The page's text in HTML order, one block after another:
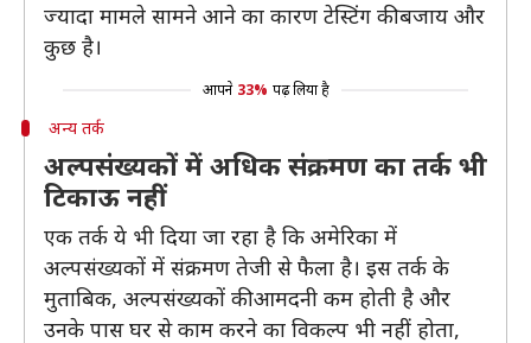
ज्यादा मामले सामने आने का कारण टेस्टिंग की बजाय और
कुछ है।
आपने 33% पढ़ लिया है
अन्य तर्क
अल्पसंख्यकों में अधिक संक्रमण का तर्क भी
टिकाऊ नहीं
एक तर्क ये भी दिया जा रहा है कि अमेरिका में
अल्पसंख्यकों में संक्रमण तेजी से फैला है। इस तर्क के
मुताबिक, अल्पसंख्यकों की आमदनी कम होती है और
उनके पास घर से काम करने का विकल्प भी नहीं होता,